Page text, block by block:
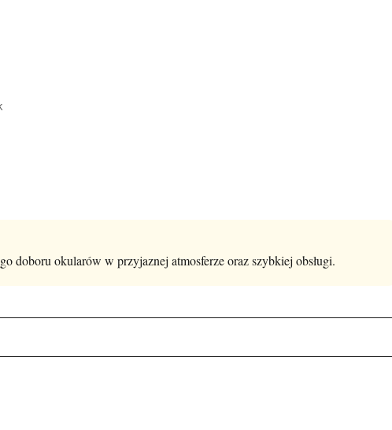
doboru okularów w przyjaznej atmosferze oraz szybkiej obsługi.